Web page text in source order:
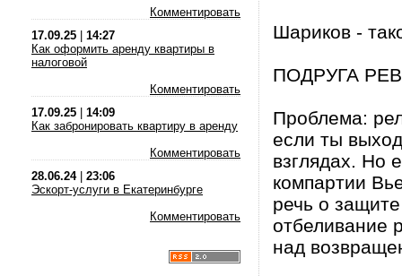
Комментировать
17.09.25
14:27
Как оформить аренду квартиры в
налоговой
Комментировать
17.09.25
14:09
Как забронировать квартиру в аренду
Комментировать
28.06.24| 23:06
Эскорт-услуги в Екатеринбурге
Комментировать
Шариков -
ПОДРУГА
Проблема:
если ты
взглядах. Но
компартии
речь о
отбеливание
над